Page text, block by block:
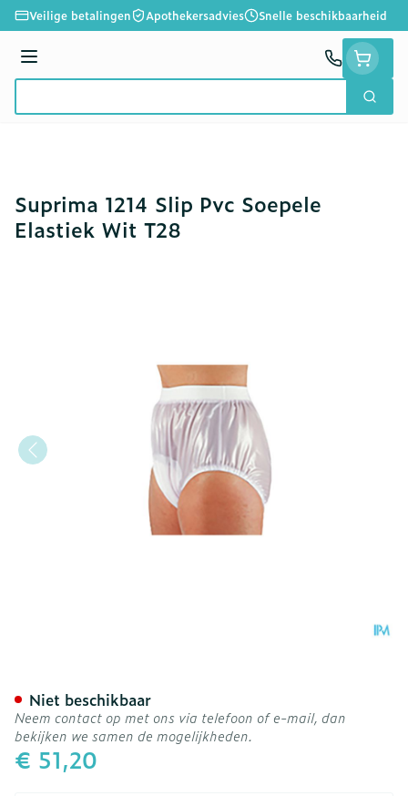
Ga naar de inhoud
Veilige betalingen Apothekersadvies Snelle beschikbaarheid
Menu
Zoek
Suprima 1214 Slip Pvc Soepele
Elastiek Wit T28
€ 51,20
Niet beschikbaar
Neem contact op met ons via telefoon of e-mail, dan
bekijken we samen de mogelijkheden.